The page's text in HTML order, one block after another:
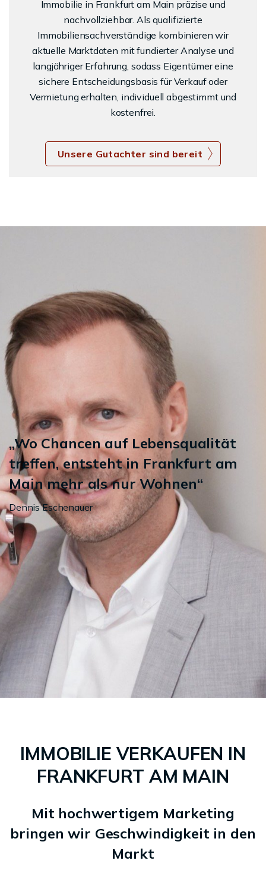
Immobilie in Frankfurt am Main präzise und
nachvollziehbar. Als qualifizierte
Immobiliensachverständige kombinieren wir
aktuelle Marktdaten mit fundierter Analyse und
langjähriger Erfahrung, sodass Eigentümer eine
sichere Entscheidungsbasis für Verkauf oder
Vermietung erhalten, individuell abgestimmt und
kostenfrei.
Unsere Gutachter sind bereit
„Wo Chancen auf Lebensqualität
treffen, entsteht in Frankfurt am
Main mehr als nur Wohnen“
Dennis Eschenauer
IMMOBILIE VERKAUFEN IN
FRANKFURT AM MAIN
Mit hochwertigem Marketing
bringen wir Geschwindigkeit in den
Markt